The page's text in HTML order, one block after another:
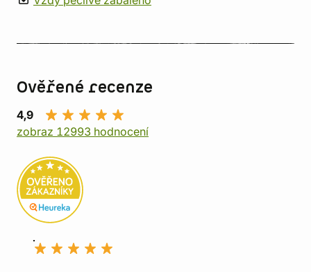
Ověřené recenze
4,9
zobraz 12993 hodnocení